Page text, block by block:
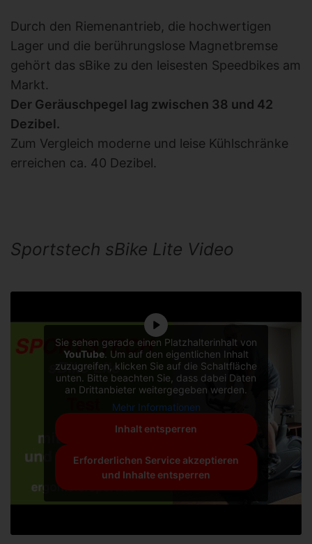
Durch den Riemenantrieb, die hochwertigen
Lager und die berührungslose Magnetbremse
gehört das sBike zu den leisesten Speedbikes am
Markt.
Der Geräuschpegel lag zwischen 38 und 42
Dezibel.
Zum Vergleich moderne und leise Kühlschränke
erreichen ca. 40 Dezibel.
Sportstech sBike Lite Video
Sie sehen gerade einen Platzhalterinhalt von
YouTube. Um auf den eigentlichen Inhalt
zuzugreifen, klicken Sie auf die Schaltfläche
unten. Bitte beachten Sie, dass dabei Daten
an Drittanbieter weitergegeben werden.
Mehr Informationen
Inhalt entsperren
Erforderlichen Service akzeptieren
und Inhalte entsperren